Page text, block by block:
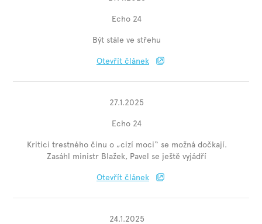
Echo 24
Být stále ve střehu
Otevřít článek
27.1.2025
Echo 24
Kritici trestného činu o „cizí moci“ se možná dočkají.
Zasáhl ministr Blažek, Pavel se ještě vyjádří
Otevřít článek
24.1.2025